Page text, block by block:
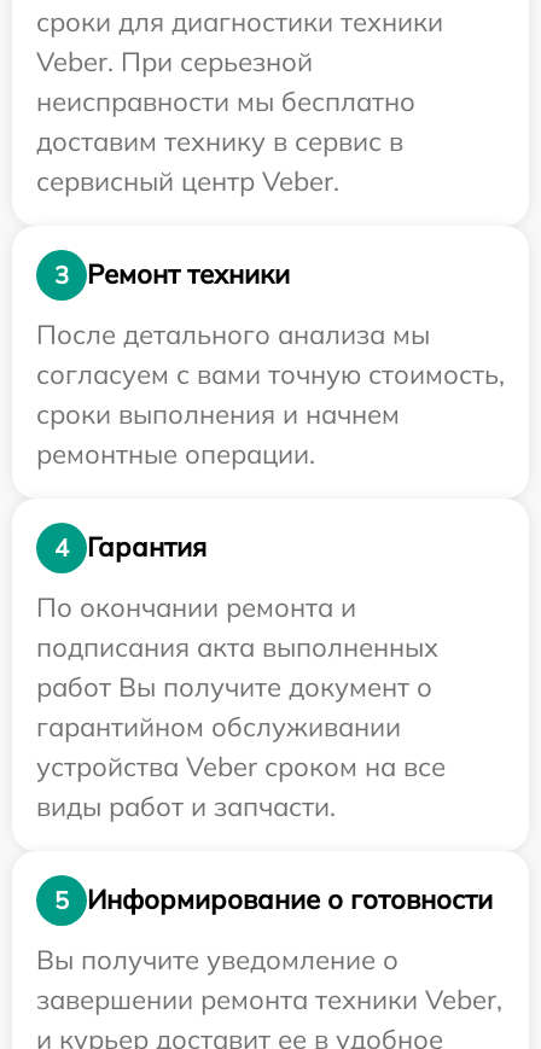
сроки для диагностики техники
Veber. При серьезной
неисправности мы бесплатно
доставим технику в сервис в
сервисный центр Veber.
3
Ремонт техники
После детального анализа мы
согласуем с вами точную стоимость,
сроки выполнения и начнем
ремонтные операции.
4
Гарантия
По окончании ремонта и
подписания акта выполненных
работ Вы получите документ о
гарантийном обслуживании
устройства Veber сроком на все
виды работ и запчасти.
5
Информирование о готовности
Вы получите уведомление о
завершении ремонта техники Veber,
и курьер доставит ее в удобное